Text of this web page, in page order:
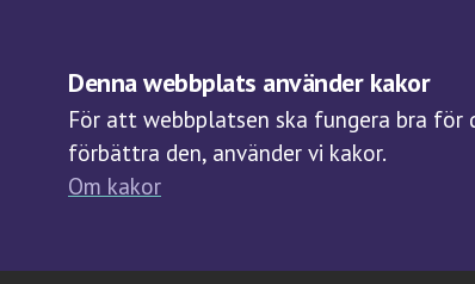
Denna webbplats använder kakor
För att webbplatsen ska fungera bra
förbättra den, använder vi kakor.
Om kakor